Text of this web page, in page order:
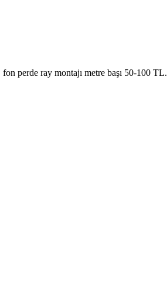
perde ray montajı metre başı 50-100 TL.